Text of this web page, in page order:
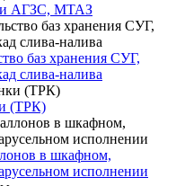
АГЗС, МТАЗ
баз хранения СУГ,
слива-налива
(ТРК)
в шкафном,
исполнении